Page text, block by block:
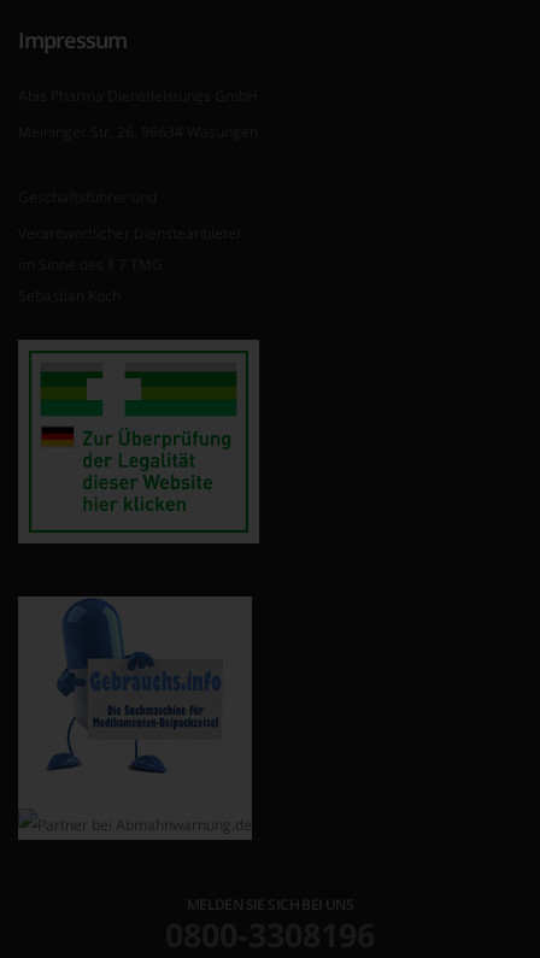
Impressum
MELDEN SIE SICH BEI UNS